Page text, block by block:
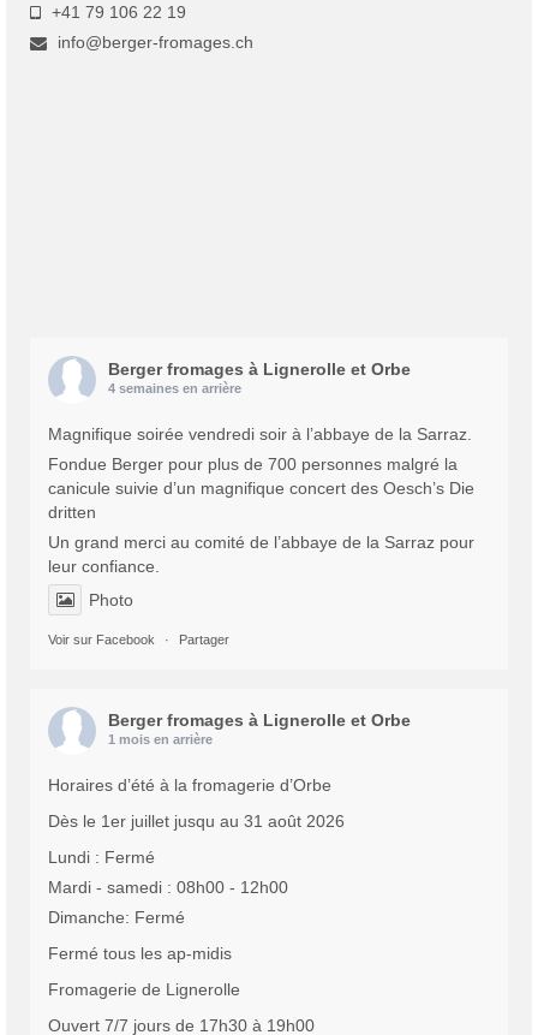
+41 79 106 22 19
info@berger-fromages.ch
Berger fromages à Lignerolle et Orbe
4 semaines en arrière
Magnifique soirée vendredi soir à l’abbaye de la Sarraz.
Fondue Berger pour plus de 700 personnes malgré la
canicule suivie d’un magnifique concert des Oesch’s Die
dritten
Un grand merci au comité de l’abbaye de la Sarraz pour
leur confiance.
Photo
Voir sur Facebook · Partager
Berger fromages à Lignerolle et Orbe
1 mois en arrière
Horaires d’été à la fromagerie d’Orbe
Dès le 1er juillet jusqu au 31 août 2026
Lundi : Fermé
Mardi - samedi : 08h00 - 12h00
Dimanche: Fermé
Fermé tous les ap-midis
Fromagerie de Lignerolle
Ouvert 7/7 jours de 17h30 à 19h00